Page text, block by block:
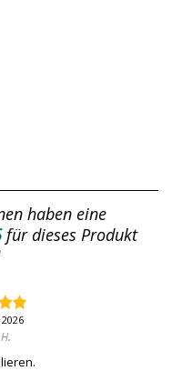
haben eine
für dieses Produkt